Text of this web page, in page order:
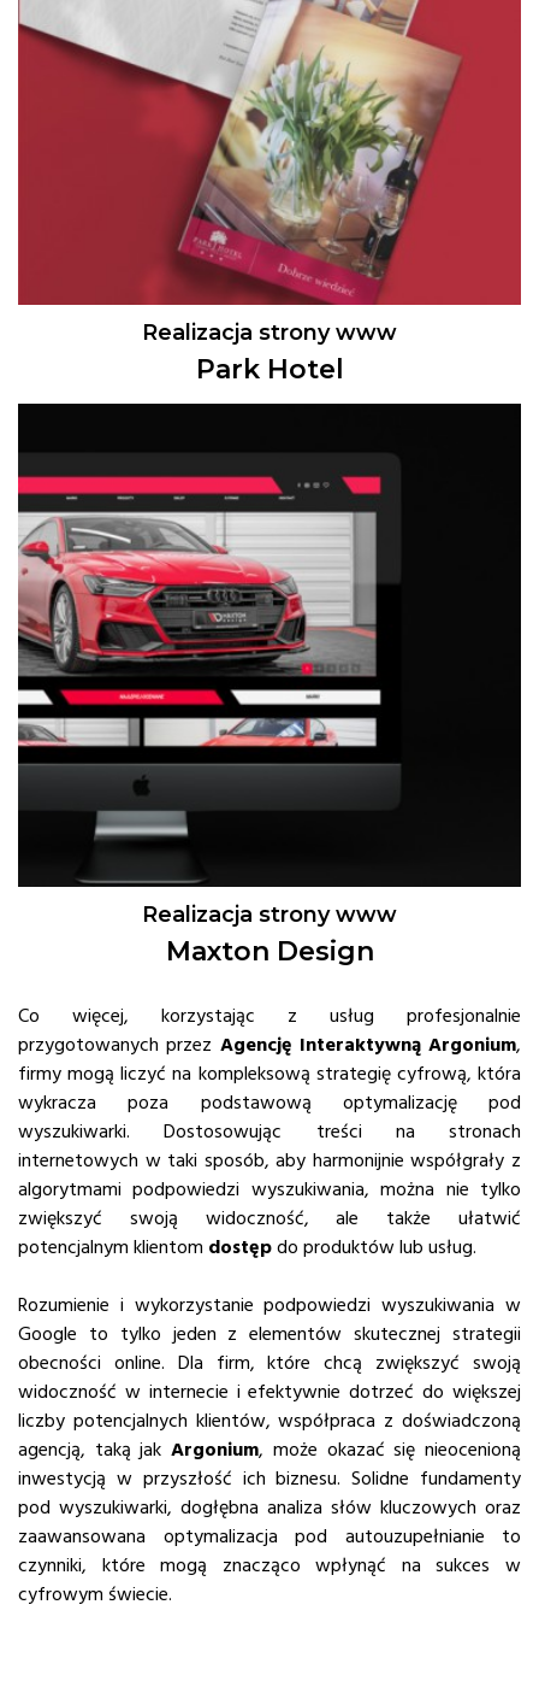
Realizacja strony www
Park Hotel
Realizacja strony www
Maxton Design
Co więcej, korzystając z usług profesjonalnie
przygotowanych przez Agencję Interaktywną Argonium,
firmy mogą liczyć na kompleksową strategię cyfrową, która
wykracza poza podstawową optymalizację pod
wyszukiwarki. Dostosowując treści na stronach
internetowych w taki sposób, aby harmonijnie współgrały z
algorytmami podpowiedzi wyszukiwania, można nie tylko
zwiększyć swoją widoczność, ale także ułatwić
potencjalnym klientom dostępdo produktów lub usług.
Rozumienie i wykorzystanie podpowiedzi wyszukiwania w
Google to tylko jeden z elementów skutecznej strategii
obecności online. Dla firm, które chcą zwiększyć swoją
widoczność w internecie i efektywnie dotrzeć do większej
liczby potencjalnych klientów, współpraca z doświadczoną
agencją, taką jak Argonium, może okazać się nieocenioną
inwestycją w przyszłość ich biznesu. Solidne fundamenty
pod wyszukiwarki, dogłębna analiza słów kluczowych oraz
zaawansowana optymalizacja pod autouzupełnianie to
czynniki, które mogą znacząco wpłynąć na sukces w
cyfrowym świecie.